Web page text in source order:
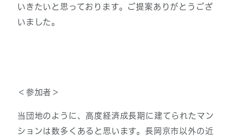
いきたいと思っております。ご提案ありがとうござ
いました。
＜参加者＞
当団地のように、高度経済成長期に建てられたマン
ションは数多くあると思います。長岡京市以外の近